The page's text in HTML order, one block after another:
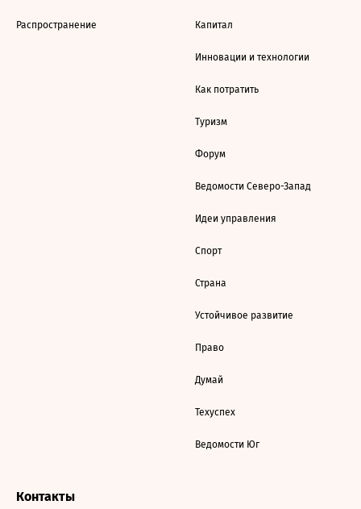
Распространение Капитал
Инновации и технологии
Как потратить
Туризм
Форум
Ведомости Северо-Запад
Идеи управления
Спорт
Страна
Устойчивое развитие
Право
Думай
Техуспех
Ведомости Юг
Контакты